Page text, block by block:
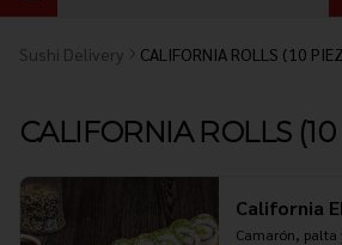
Sushi Delivery CALIFORNIA ROLLS (10
CALIFORNIA ROLLS (10
California
Camarón, palta